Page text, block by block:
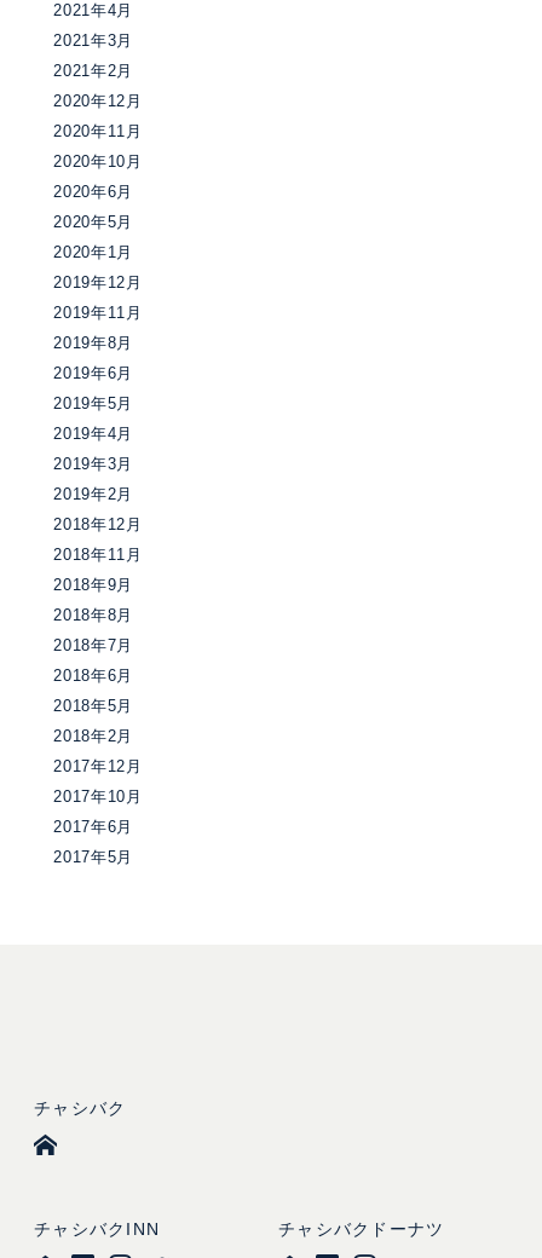
2021年4月
2021年3月
2021年2月
2020年12月
2020年11月
2020年10月
2020年6月
2020年5月
2020年1月
2019年12月
2019年11月
2019年8月
2019年6月
2019年5月
2019年4月
2019年3月
2019年2月
2018年12月
2018年11月
2018年9月
2018年8月
2018年7月
2018年6月
2018年5月
2018年2月
2017年12月
2017年10月
2017年6月
2017年5月
チャシバク
チャシバクINN チャシバクドーナツ